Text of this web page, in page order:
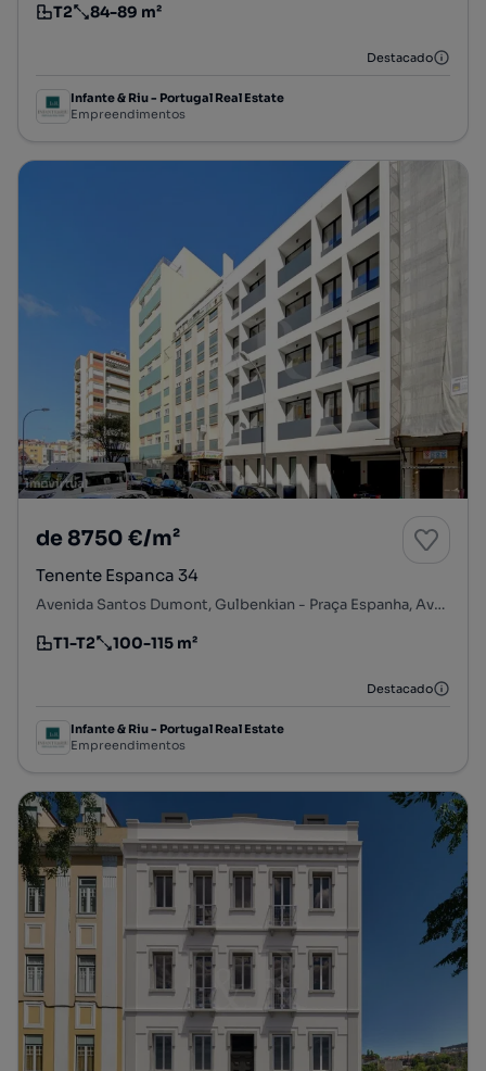
Tipologia
T2
Preço por metro quadrado
84-89 m²
Destacado
Infante & Riu - Portugal Real Estate
Empreendimentos
de 8750 €/m²
Tenente Espanca 34
Avenida Santos Dumont, Gulbenkian - Praça Espanha, Avenidas Novas, Lisboa, Lisboa
Tipologia
T1-T2
Preço por metro quadrado
100-115 m²
Destacado
Infante & Riu - Portugal Real Estate
Empreendimentos